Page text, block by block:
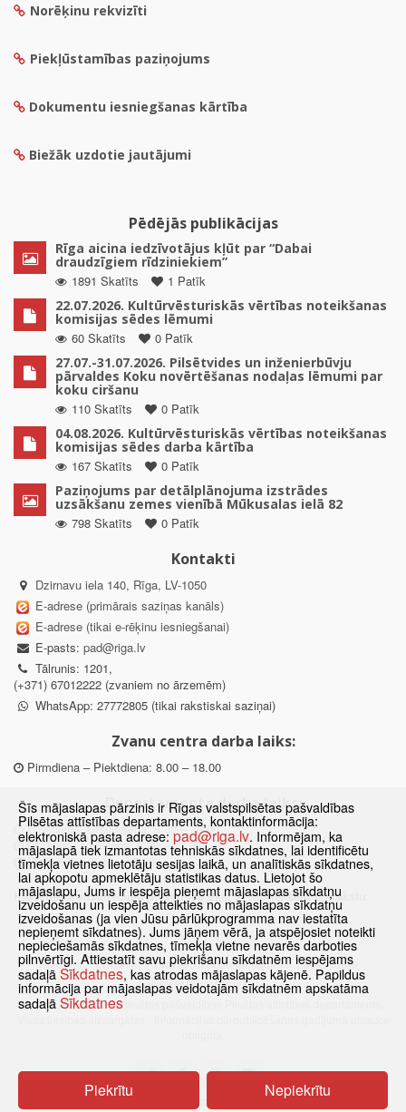
Norēķinu rekvizīti
Piekļūstamības paziņojums
Dokumentu iesniegšanas kārtība
Biežāk uzdotie jautājumi
Pēdējās publikācijas
Rīga aicina iedzīvotājus kļūt par “Dabai
draudzīgiem rīdziniekiem”
1891 Skatīts
1 Patīk
22.07.2026. Kultūrvēsturiskās vērtības noteikšanas
komisijas sēdes lēmumi
60 Skatīts
0 Patīk
27.07.-31.07.2026. Pilsētvides un inženierbūvju
pārvaldes Koku novērtēšanas nodaļas lēmumi par
koku ciršanu
110 Skatīts
0 Patīk
04.08.2026. Kultūrvēsturiskās vērtības noteikšanas
komisijas sēdes darba kārtība
167 Skatīts
0 Patīk
Paziņojums par detālplānojuma izstrādes
uzsākšanu zemes vienībā Mūkusalas ielā 82
798 Skatīts
0 Patīk
Kontakti
Dzirnavu iela 140, Rīga, LV-1050
E-adrese (primārais saziņas kanāls)
E-adrese (tikai e-rēķinu iesniegšanai)
E-pasts: pad@riga.lv
Tālrunis: 1201,
(+371) 67012222 (zvaniem no ārzemēm)
WhatsApp: 27772805 (tikai rakstiskai saziņai)
Zvanu centra darba laiks:
Pirmdiena – Piektdiena: 8.00 – 18.00
Departamenta darba laiks:
Pirmdiena, Ceturtdiena: 8.30 – 18.00
Otrdiena, Trešdiena: 8.30 – 17.00
Piektdiena: 8.30 – 15.00
Klātienes konsultācijas pieejamas tikai ar iepriekšēju pierakstu.
Sākums Jaunumi Biežāk uzdotie jautājumi
Lapas karte
Sīkdatnes
Kontakti
© 2021 Rīgas valstspilsētas pašvaldības Pilsētas attīstības departaments.
Pārslēgties uz www versiju
Šīs mājaslapas pārzinis ir Rīgas valstspilsētas pašvaldības
Pilsētas attīstības departaments, kontaktinformācija:
elektroniskā pasta adrese: pad@riga.lv. Informējam, ka
mājaslapā tiek izmantotas tehniskās sīkdatnes, lai identificētu
tīmekļa vietnes lietotāju sesijas laikā, un analītiskās sīkdatnes,
lai apkopotu apmeklētāju statistikas datus. Lietojot šo
mājaslapu, Jums ir iespēja pieņemt mājaslapas sīkdatņu
izveidošanu un iespēja atteikties no mājaslapas sīkdatņu
izveidošanas (ja vien Jūsu pārlūkprogramma nav iestatīta
nepieņemt sīkdatnes). Jums jāņem vērā, ja atspējosiet noteikti
nepieciešamās sīkdatnes, tīmekļa vietne nevarēs darboties
pilnvērtīgi. Attiestatīt savu piekrišanu sīkdatnēm iespējams
sadaļā Sīkdatnes, kas atrodas mājaslapas kājenē. Papildus
informācija par mājaslapas veidotajām sīkdatnēm apskatāma
sadaļā Sīkdatnes
Piekrītu Nepiekrītu